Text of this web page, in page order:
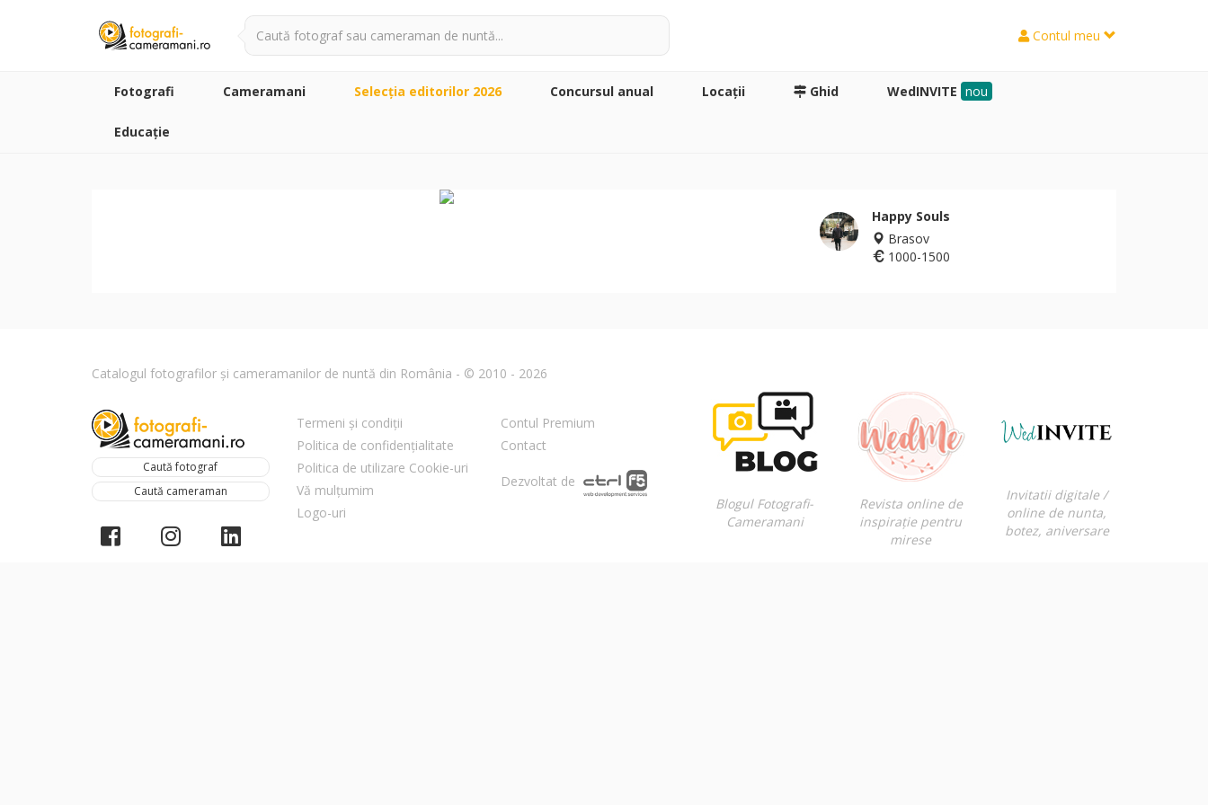
Contul meu
Fotografi Cameramani Selecţia editorilor 2026 Concursul anual Locaţii Ghid WedINVITE nou
Educație
Happy Souls
Brasov
1000-1500
Catalogul fotografilor și cameramanilor de nuntă din România - © 2010 - 2026
Caută fotograf
Caută cameraman
Termeni și condiții
Politica de confidențialitate
Politica de utilizare Cookie-uri
Vă mulțumim
Logo-uri
Contul Premium
Contact
Dezvoltat de
Blogul Fotografi-
Cameramani
Revista online de
inspirație pentru
mirese
Invitatii digitale /
online de nunta,
botez, aniversare